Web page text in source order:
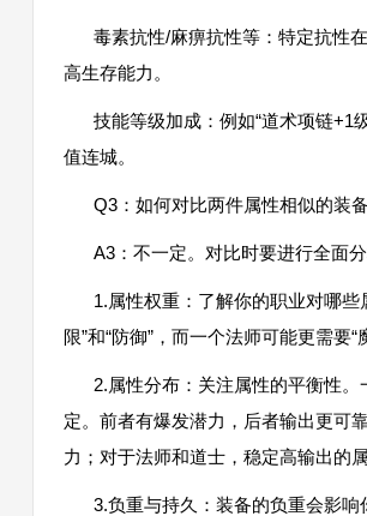
毒素抗性/麻痹抗性等：特定抗性
高生存能力。
技能等级加成：例如“道术项链+1
值连城。
Q3：如何对比两件属性相似的装
A3：不一定。对比时要进行全面分
1.属性权重：了解你的职业对哪
限”和“防御”，而一个法师可能更需要“
2.属性分布：关注属性的平衡性
定。前者有爆发潜力，后者输出更可
力；对于法师和道士，稳定高输出的属
3.负重与持久：装备的负重会影